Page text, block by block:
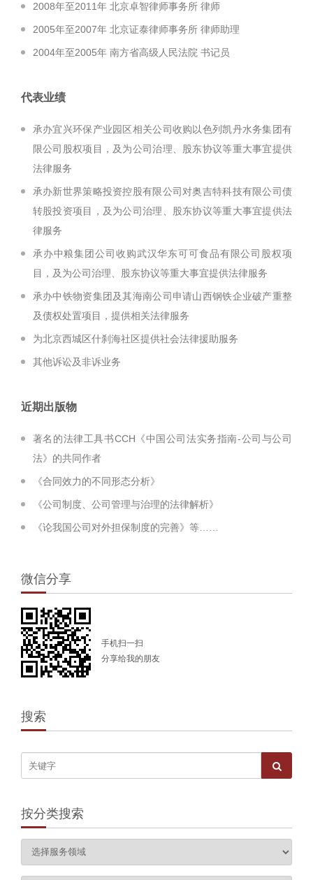
2008年至2011年 北京卓智律师事务所 律师
2005年至2007年 北京证泰律师事务所 律师助理
2004年至2005年 南方省高级人民法院 书记员
代表业绩
承办宜兴环保产业园区相关公司收购以色列凯丹水务集团有
限公司股权项目，及为公司治理、股东协议等重大事宜提供
法律服务
承办新世界策略投资控股有限公司对奥吉特科技有限公司债
转股投资项目，及为公司治理、股东协议等重大事宜提供法
律服务
承办中粮集团公司收购武汉华东可可食品有限公司股权项
目，及为公司治理、股东协议等重大事宜提供法律服务
承办中铁物资集团及其海南公司申请山西钢铁企业破产重整
及债权处置项目，提供相关法律服务
为北京西城区什刹海社区提供社会法律援助服务
其他诉讼及非诉业务
近期出版物
著名的法律工具书CCH《中国公司法实务指南-公司与公司
法》的共同作者
《合同效力的不同形态分析》
《公司制度、公司管理与治理的法律解析》
《论我国公司对外担保制度的完善》等……
微信分享
手机扫一扫
分享给我的朋友
搜索
按分类搜索